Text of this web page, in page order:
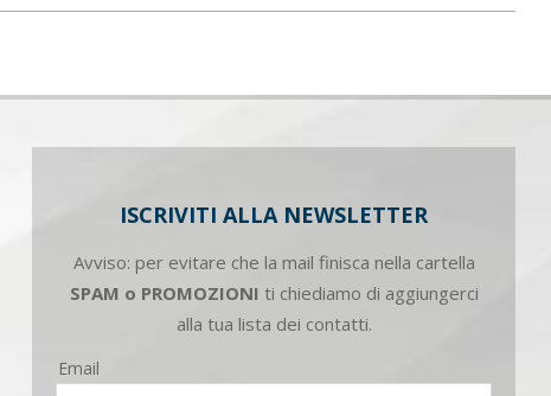
ISCRIVITI ALLA NEWSLETTER
Avviso: per evitare che la mail finisca nella cartella
SPAM o PROMOZIONI ti chiediamo di aggiungerci
alla tua lista dei contatti.
Email